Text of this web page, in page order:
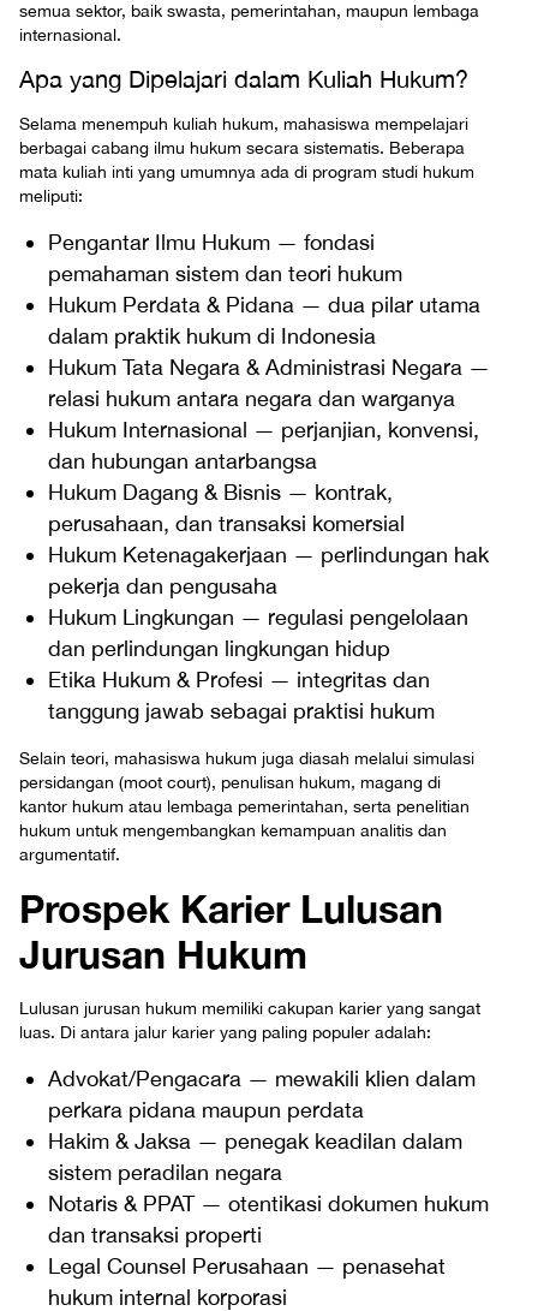
semua sektor, baik swasta, pemerintahan, maupun lembaga
internasional.
Apa yang Dipelajari dalam Kuliah Hukum?
Selama menempuh kuliah hukum, mahasiswa mempelajari
berbagai cabang ilmu hukum secara sistematis. Beberapa
mata kuliah inti yang umumnya ada di program studi hukum
meliputi:
Pengantar Ilmu Hukum — fondasi
pemahaman sistem dan teori hukum
Hukum Perdata & Pidana — dua pilar utama
dalam praktik hukum di Indonesia
Hukum Tata Negara & Administrasi Negara —
relasi hukum antara negara dan warganya
Hukum Internasional — perjanjian, konvensi,
dan hubungan antarbangsa
Hukum Dagang & Bisnis — kontrak,
perusahaan, dan transaksi komersial
Hukum Ketenagakerjaan — perlindungan hak
pekerja dan pengusaha
Hukum Lingkungan — regulasi pengelolaan
dan perlindungan lingkungan hidup
Etika Hukum & Profesi — integritas dan
tanggung jawab sebagai praktisi hukum
Selain teori, mahasiswa hukum juga diasah melalui simulasi
persidangan (moot court), penulisan hukum, magang di
kantor hukum atau lembaga pemerintahan, serta penelitian
hukum untuk mengembangkan kemampuan analitis dan
argumentatif.
Prospek Karier Lulusan
Jurusan Hukum
Lulusan jurusan hukum memiliki cakupan karier yang sangat
luas. Di antara jalur karier yang paling populer adalah:
Advokat/Pengacara — mewakili klien dalam
perkara pidana maupun perdata
Hakim & Jaksa — penegak keadilan dalam
sistem peradilan negara
Notaris & PPAT — otentikasi dokumen hukum
dan transaksi properti
Legal Counsel Perusahaan — penasehat
hukum internal korporasi